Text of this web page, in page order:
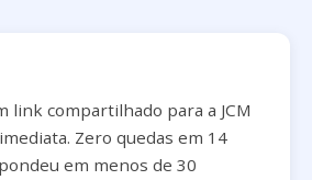
link compartilhado para a JCM
Zero quedas em 14
em menos de 30